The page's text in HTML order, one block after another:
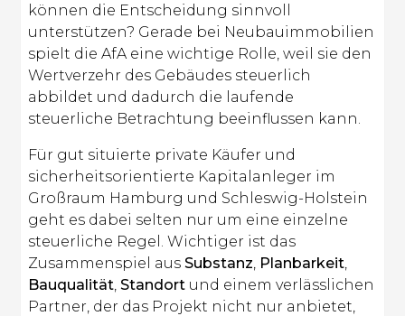
können die Entscheidung sinnvoll
unterstützen? Gerade bei Neubauimmobilien
spielt die AfA eine wichtige Rolle, weil sie den
Wertverzehr des Gebäudes steuerlich
abbildet und dadurch die laufende
steuerliche Betrachtung beeinflussen kann.
Für gut situierte private Käufer und
sicherheitsorientierte Kapitalanleger im
Großraum Hamburg und Schleswig-Holstein
geht es dabei selten nur um eine einzelne
steuerliche Regel. Wichtiger ist das
Zusammenspiel ausSubstanz Planbarkeit
Bauqualität ,Standort und einem verlässlichen
Partner, der das Projekt nicht nur anbietet,